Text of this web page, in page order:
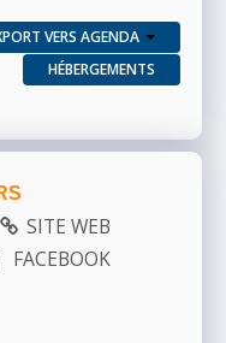
VERS AGENDA
HÉBERGEMENTS
SITE WEB
FACEBOOK